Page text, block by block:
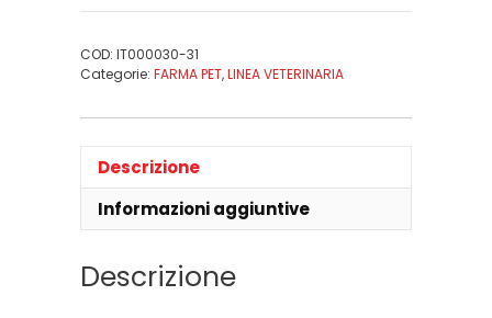
COD: IT000030-31
Categorie: FARMA PET,LINEA VETERINARIA
Descrizione
Informazioni aggiuntive
Descrizione